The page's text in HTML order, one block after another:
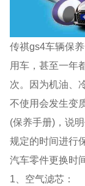
传祺gs4车辆保
用车，甚至一年
次。因为机油、
不使用会发生变
(保养手册)，说
规定的时间进行
汽车零件更换时
1、空气滤芯：